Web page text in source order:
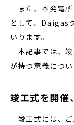
また、本発電所
として、Daigas
いります。
本記事では、竣
が持つ意義につい
竣工式を開催
竣工式には、ご